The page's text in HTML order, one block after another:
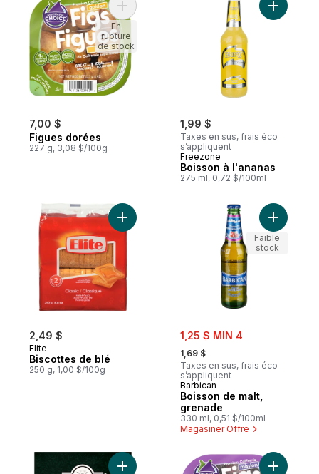
7,00 $
Figues dorées
227 g, 3,08 $/100g
Ajouter Figues dorées au panier
En
rupture
de stock
1,99 $
Taxes en sus, frais éco
s’appliquent
Freezone
Boisson à l'ananas
275 ml, 0,72 $/100ml
Ajouter
2,49 $
Elite
Biscottes de blé
250 g, 1,00 $/100g
Ajouter Biscottes de blé au panier
sale:
1,25 $ MIN 4
, formerly:
1,69 $
Taxes en sus, frais éco
s’appliquent
Barbican
Boisson de malt,
grenade
330 ml, 0,51 $/100ml
Magasiner Offre
Ajouter
Faible
stock
Ajouter Thé anglais au panier Ajouter